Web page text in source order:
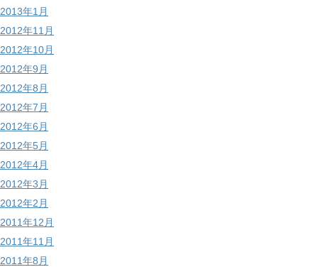
2013年1月
2012年11月
2012年10月
2012年9月
2012年8月
2012年7月
2012年6月
2012年5月
2012年4月
2012年3月
2012年2月
2011年12月
2011年11月
2011年8月